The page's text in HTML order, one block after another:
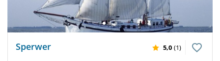
Sperwer 5,0 (1)